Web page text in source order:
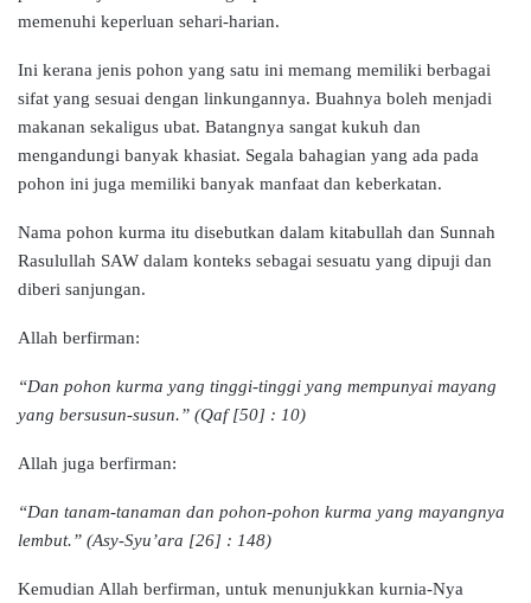
memenuhi keperluan sehari-harian.
Ini kerana jenis pohon yang satu ini memang memiliki berbagai
sifat yang sesuai dengan linkungannya. Buahnya boleh menjadi
makanan sekaligus ubat. Batangnya sangat kukuh dan
mengandungi banyak khasiat. Segala bahagian yang ada pada
pohon ini juga memiliki banyak manfaat dan keberkatan.
Nama pohon kurma itu disebutkan dalam kitabullah dan Sunnah
Rasulullah SAW dalam konteks sebagai sesuatu yang dipuji dan
diberi sanjungan.
Allah berfirman:
“Dan pohon kurma yang tinggi-tinggi yang mempunyai mayang
yang bersusun-susun.” (Qaf [50] : 10)
Allah juga berfirman:
“Dan tanam-tanaman dan pohon-pohon kurma yang mayangnya
lembut.” (Asy-Syu’ara [26] : 148)
Kemudian Allah berfirman, untuk menunjukkan kurnia-Nya